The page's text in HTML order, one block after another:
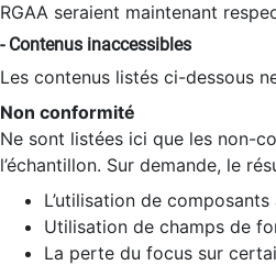
RGAA seraient maintenant
- Contenus inaccessibles
Les contenus listés ci-dessous
Non conformité
Ne sont listées ici que les non-
l’échantillon. Sur demande, le
L’utilisation de
Utilisation de champs de
La perte du focus sur